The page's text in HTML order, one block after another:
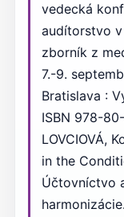
vedecká
audítorstvo
zborník z
7.-9.
Bratislava :
ISBN 978-
LOVCIOVÁ,
in the
Účtovníctvo